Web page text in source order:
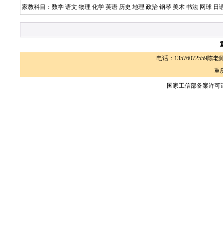
家教科目： 数学 语文 物理 化学 英语 历史 地理 政治 钢琴 美术 书法 网球 日
电话：13576072559陈老
重
国家工信部备案许可